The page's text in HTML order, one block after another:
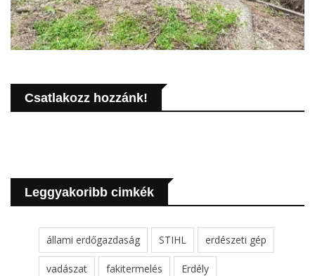
Csatlakozz hozzánk!
Leggyakoribb cimkék
állami erdőgazdaság STIHL erdészeti gép
vadászat fakitermelés Erdély